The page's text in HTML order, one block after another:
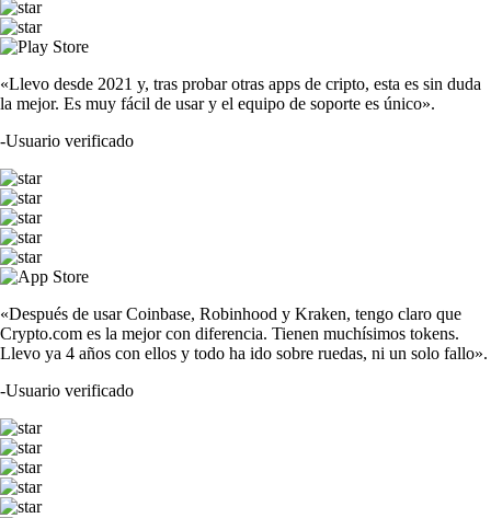
«Llevo desde 2021 y, tras probar otras apps de cripto, esta es sin duda
la mejor. Es muy fácil de usar y el equipo de soporte es único».
-Usuario verificado
«Después de usar Coinbase, Robinhood y Kraken, tengo claro que
Crypto.com es la mejor con diferencia. Tienen muchísimos tokens.
Llevo ya 4 años con ellos y todo ha ido sobre ruedas, ni un solo fallo».
-Usuario verificado